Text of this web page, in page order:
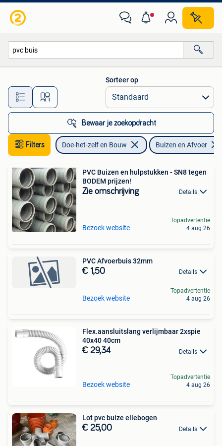
Alle afstanden…
Sorteer op
Bewaar je zoekopdracht
Filters Doe-het-zelf en Bouw Buizen en Afvoer
PVC Buizen en hulpstukken - SN8 tegen
BODEM prijzen!
Zie omschrijving Details
Bezoek website
Topadvertentie
4 aug 26
PVC Afvoerbuis 32mm
€ 1,50 Details
Bezoek website
Topadvertentie
4 aug 26
Flex.aansluitslang verlijmbaar 2xspie
40x40 40cm
€ 29,34 Details
Bezoek website
Topadvertentie
4 aug 26
Lot pvc buize ellebogen
€ 25,00 Details